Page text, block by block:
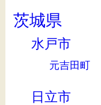
茨城県
水戸市
元吉田町
日立市